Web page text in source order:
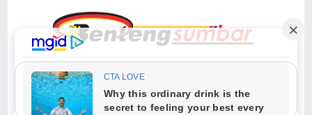
"Sesungguhnya Allah dan para malaikat-Nya berselawat untuk Nabi.
Wahai orang-orang yang beriman, berselawatlah kamu untuk Nabi dan
ucapkanlah salam dengan penuh penghormatan kepadanya." (Qs. Al
Ahzab Ayat 56)